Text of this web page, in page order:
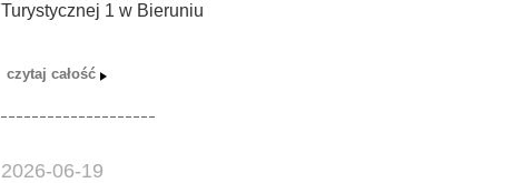
Turystycznej 1 w Bieruniu
2026-06-19